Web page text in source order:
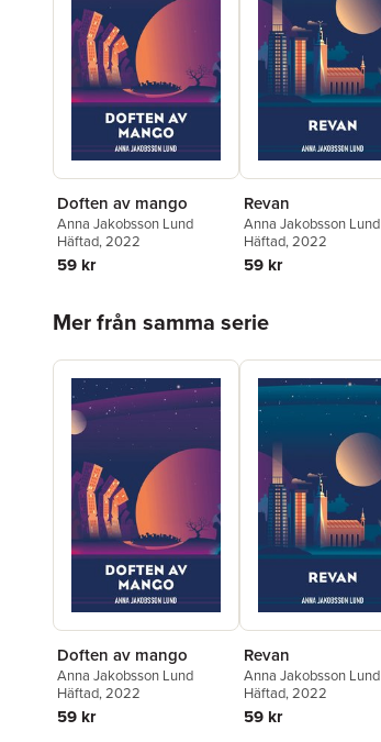
Doften av mango
Anna Jakobsson Lund
Häftad, 2022
59 kr
Revan
Anna Jakobsson Lund
Häftad, 2022
59 kr
Mer från samma serie
Doften av mango
Anna Jakobsson Lund
Häftad, 2022
59 kr
Revan
Anna Jakobsson Lund
Häftad, 2022
59 kr